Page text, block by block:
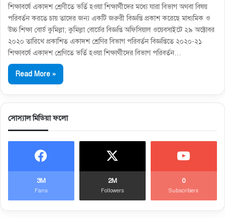
শিক্ষাবর্ষে একাদশ শ্রেণীতে ভর্তি হওয়া শিক্ষার্থীদের মধ্যে যারা বিভাগ অথবা বিষয়
পরিবর্তন করতে চায় তাদের জন্য একটি জরুরী বিজ্ঞপ্তি প্রকাশ করেছে মাধ্যমিক ও
উচ্চ শিক্ষা বোর্ড কুমিল্লা; কুমিল্লা বোর্ডের বিজ্ঞপ্তি অফিসিয়াল ওয়েবসাইটে ২৯ অক্টোবর
২০২০ তারিখে প্রকাশিত একাদশ শ্রেণির বিভাগ পরিবর্তন বিজ্ঞপ্তিতে ২০২০-২১
শিক্ষাবর্ষে একাদশ শ্রেণিতে ভর্তি হওয়া শিক্ষার্থীদের বিভাগ পরিবর্তন…
Read More »
সোস্যাল মিডিয়া ফলো
3M
Fans
2M
Followers
0
Subscribers